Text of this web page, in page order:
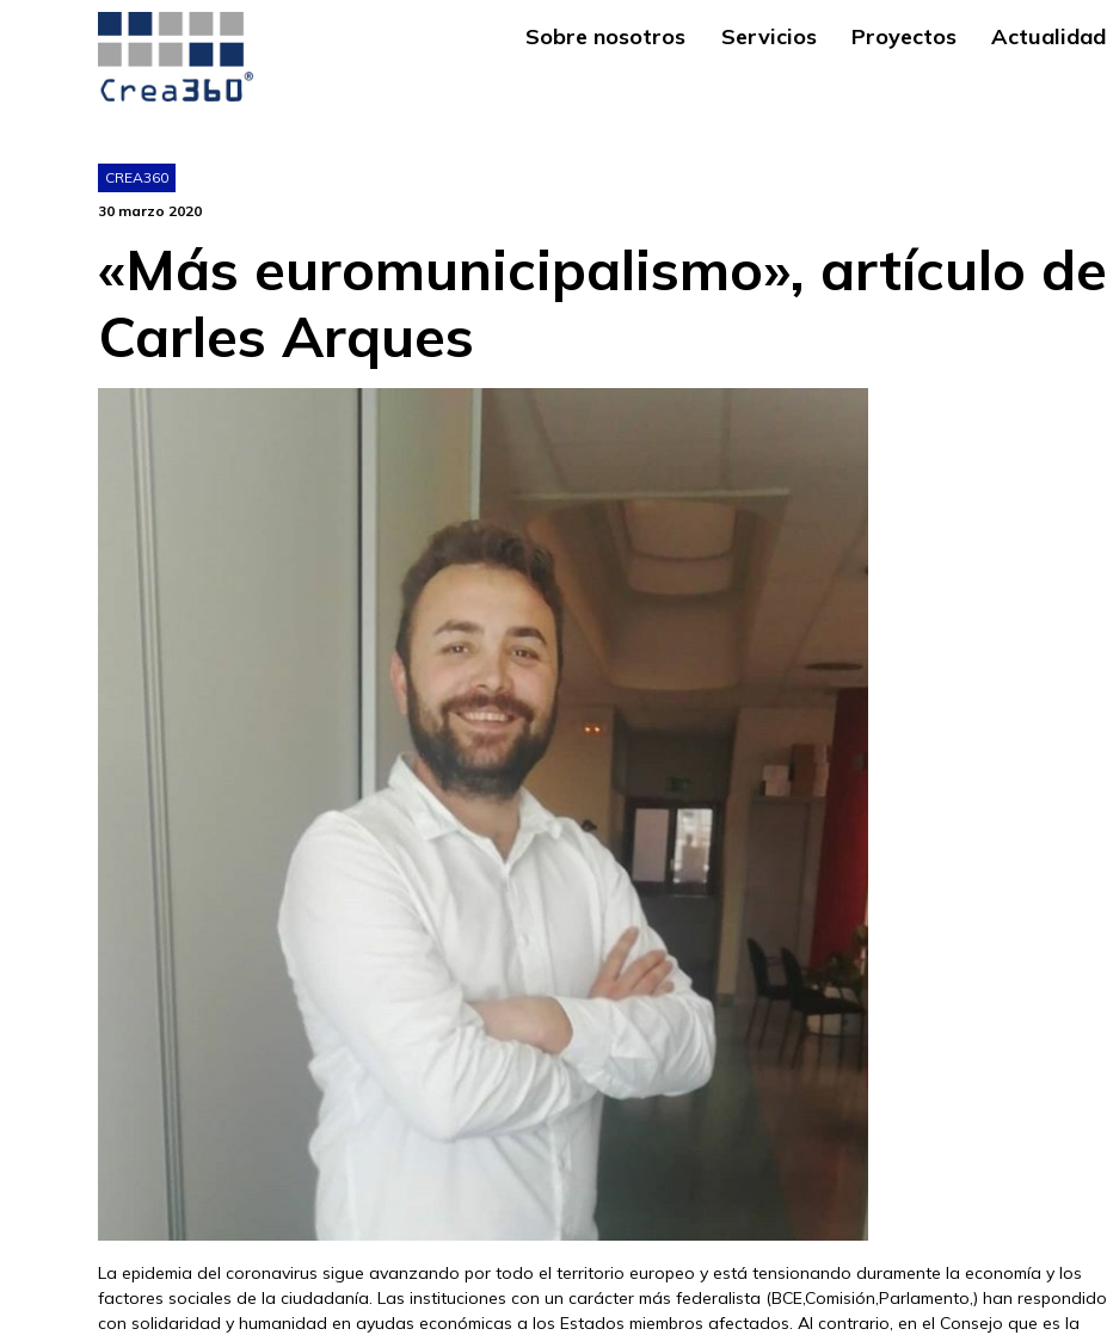
Sobre nosotros Servicios Proyectos Actualidad
CREA360
30 marzo 2020
«Más euromunicipalismo», artículo de
Carles Arques
La epidemia del coronavirus sigue avanzando por todo el territorio europeo y está tensionando duramente la economía y los
factores sociales de la ciudadanía. Las instituciones con un carácter más federalista (BCE,Comisión,Parlamento,) han respondido
con solidaridad y humanidad en ayudas económicas a los Estados miembros afectados. Al contrario, en el Consejo que es la